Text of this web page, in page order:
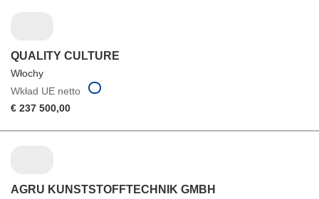
QUALITY CULTURE
Włochy
Wkład UE netto
€ 237 500,00
AGRU KUNSTSTOFFTECHNIK GMBH